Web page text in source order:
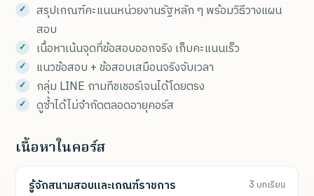
สรุปเกณฑ์คะแนนหน่วยงานรัฐหลัก ๆ พร้อมวิธีวางแผน
สอบ
เนื้อหาเน้นจุดที่ข้อสอบออกจริง เก็บคะแนนเร็ว
แนวข้อสอบ + ข้อสอบเสมือนจริงจับเวลา
กลุ่ม LINE ถามทีชเชอร์เจนได้โดยตรง
ดูซ้ำได้ไม่จำกัดตลอดอายุคอร์ส
เนื้อหาในคอร์ส
รู้จักสนามสอบและเกณฑ์ราชการ 3 บทเรียน